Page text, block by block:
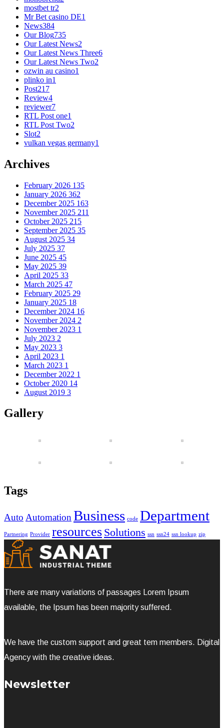
mostbet tr2
Mr Bet casino DE1
News384
Our Blog735
Our Latest News2
Our Latest News Three6
Our Latest News Two2
ozwin au casino1
plinko in1
Post217
Review4
reviewer7
RTL Post one1
RTL Post Two2
Slot2
vulkan vegas germany1
Archives
February 2026 135
January 2026 362
December 2025 163
November 2025 211
October 2025 215
September 2025 35
August 2025 34
July 2025 37
June 2025 45
May 2025 39
April 2025 33
March 2025 47
February 2025 29
January 2025 18
December 2024 16
November 2024 2
November 2023 1
July 2023 2
May 2023 3
April 2023 1
March 2023 1
December 2022 1
October 2020 14
August 2019 3
Gallery
Tags
Auto Automation Business code Department
Partnering Provider resources Solutions ssn ssn24 ssn lookup zip
There are many variations of passages Lorem Ipsum
available, the Ipsum has been majority suffered.
We have the custom support and great tem members. Digital
Agency with the creative ideas.
Newsletter